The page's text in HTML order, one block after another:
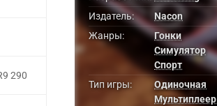
290
Издатель:
Nacon
Жанры:
Гонки
Симулятор
Спорт
Тип игры:
Одиночная
Мультиплеер